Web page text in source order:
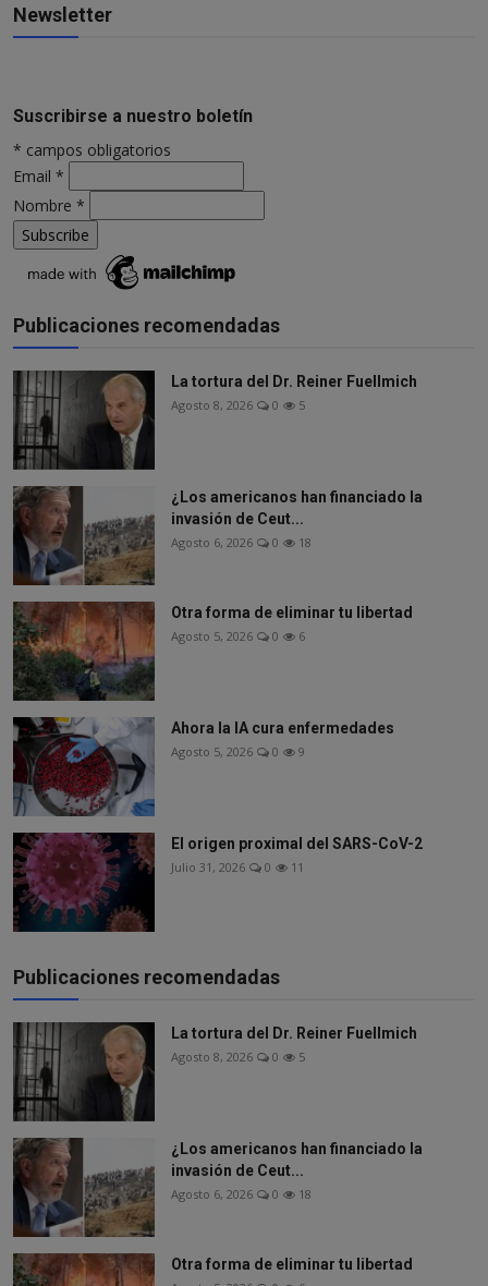
Newsletter
Suscribirse a nuestro boletín
* campos obligatorios
Email *
Nombre *
Publicaciones recomendadas
La tortura del Dr. Reiner Fuellmich
Agosto 8, 2026 0 5
¿Los americanos han financiado la
invasión de Ceut...
Agosto 6, 2026 0 18
Otra forma de eliminar tu libertad
Agosto 5, 2026 0 6
Ahora la IA cura enfermedades
Agosto 5, 2026 0 9
El origen proximal del SARS-CoV-2
Julio 31, 2026 0 11
Publicaciones recomendadas
La tortura del Dr. Reiner Fuellmich
Agosto 8, 2026 0 5
¿Los americanos han financiado la
invasión de Ceut...
Agosto 6, 2026 0 18
Otra forma de eliminar tu libertad